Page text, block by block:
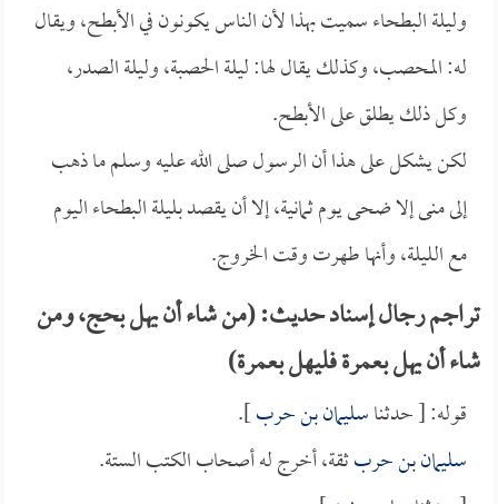
وليلة البطحاء سميت بهذا لأن الناس يكونون في الأبطح، ويقال
له: المحصب، وكذلك يقال لها: ليلة الحصبة، وليلة الصدر،
وكل ذلك يطلق على الأبطح.
لكن يشكل على هذا أن الرسول صلى الله عليه وسلم ما ذهب
إلى منى إلا ضحى يوم ثمانية، إلا أن يقصد بليلة البطحاء اليوم
مع الليلة، وأنها طهرت وقت الخروج.
تراجم رجال إسناد حديث: (من شاء أن يهل بحج، ومن
شاء أن يهل بعمرة فليهل بعمرة)
قوله: [ حدثناسليمان بن حرب].
سليمان بن حربثقة، أخرج له أصحاب الكتب الستة.